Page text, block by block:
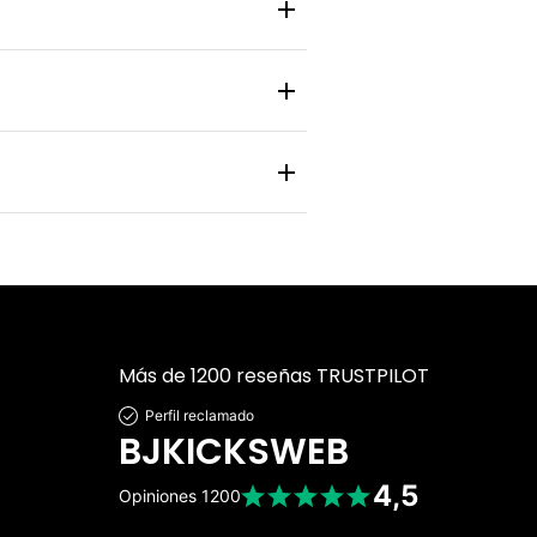
Más de 1200 reseñas TRUSTPILOT
Perfil reclamado
BJKICKSWEB
Opiniones 1200 4,5